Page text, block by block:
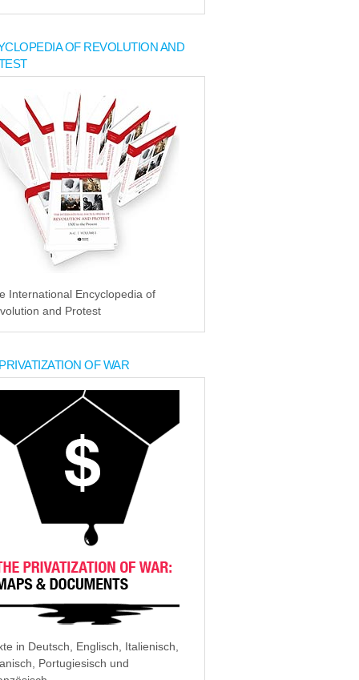
OF REVOLUTION AND
International Encyclopedia of
and Protest
OF WAR
in Deutsch, Englisch, Italienisch,
Portugiesisch und